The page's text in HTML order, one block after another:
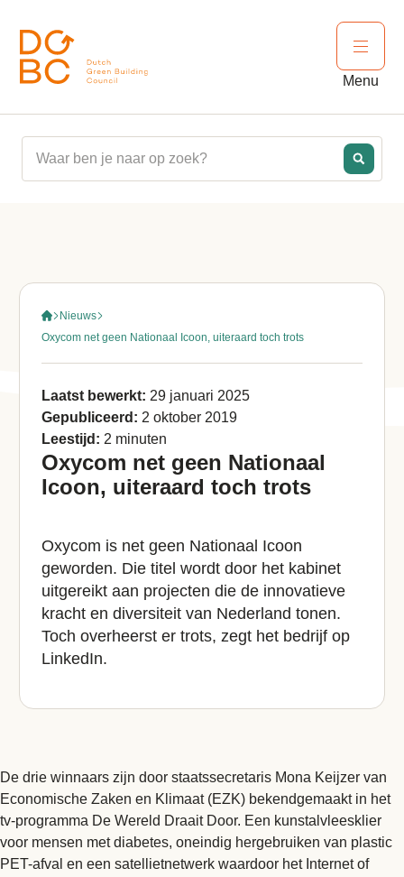
Open
Menu
Nieuws
Oxycom net geen Nationaal Icoon, uiteraard toch trots
Laatst bewerkt: 29 januari 2025
Gepubliceerd: 2 oktober 2019
Leestijd: 2 minuten
Oxycom net geen Nationaal
Icoon, uiteraard toch trots
Oxycom is net geen Nationaal Icoon
geworden. Die titel wordt door het kabinet
uitgereikt aan projecten die de innovatieve
kracht en diversiteit van Nederland tonen.
Toch overheerst er trots, zegt het bedrijf op
LinkedIn.
De drie winnaars zijn door staatssecretaris Mona Keijzer van
Economische Zaken en Klimaat (EZK) bekendgemaakt in het
tv-programma De Wereld Draait Door. Een kunstalvleesklier
voor mensen met diabetes, oneindig hergebruiken van plastic
PET-afval en een satellietnetwerk waardoor het Internet of